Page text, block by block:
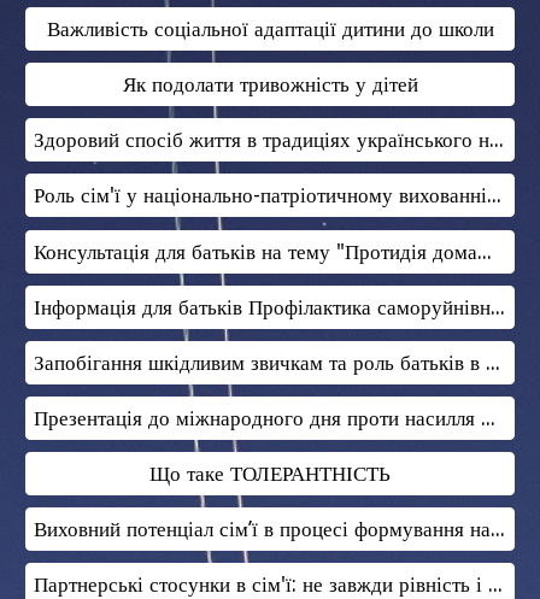
Важливість соціальної адаптації дитини до школи
Як подолати тривожність у дітей
Здоровий спосіб життя в традиціях українського народу
Роль сім'ї у національно-патріотичному вихованні дітей
Консультація для батьків на тему "Протидія домашньому насильству"
Інформація для батьків Профілактика саморуйнівної поведінки
Запобігання шкідливим звичкам та роль батьків в розвитку стійкої потреби дітей щодо здорового способу життя
Презентація до міжнародного дня проти насилля над жінками
Що таке ТОЛЕРАНТНІСТЬ
Виховний потенціал сім’ї в процесі формування навичок здорового способу життя
Партнерські стосунки в сім'ї: не завжди рівність і не всім під силу